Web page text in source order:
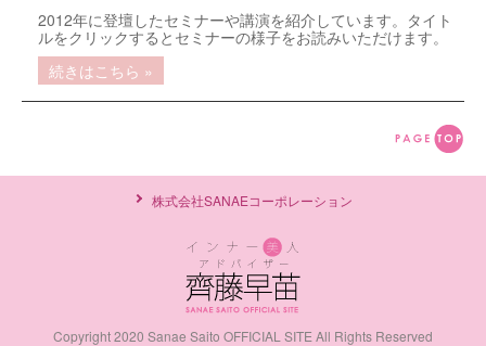
2012年に登壇したセミナーや講演を紹介しています。タイト
ルをクリックするとセミナーの様子をお読みいただけます。
続きはこちら »
株式会社SANAEコーポレーション
Copyright 2020 Sanae Saito OFFICIAL SITE All Rights Reserved